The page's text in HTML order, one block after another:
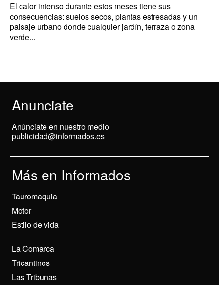
El calor intenso durante estos meses tiene sus
consecuencias: suelos secos, plantas estresadas y un
paisaje urbano donde cualquier jardín, terraza o zona
verde...
Anunciate
Anúnciate en nuestro medio
publicidad@informados.es
Más en Informados
Tauromaquia
Motor
Estilo de vida
La Comarca
Tricantinos
Las Tribunas